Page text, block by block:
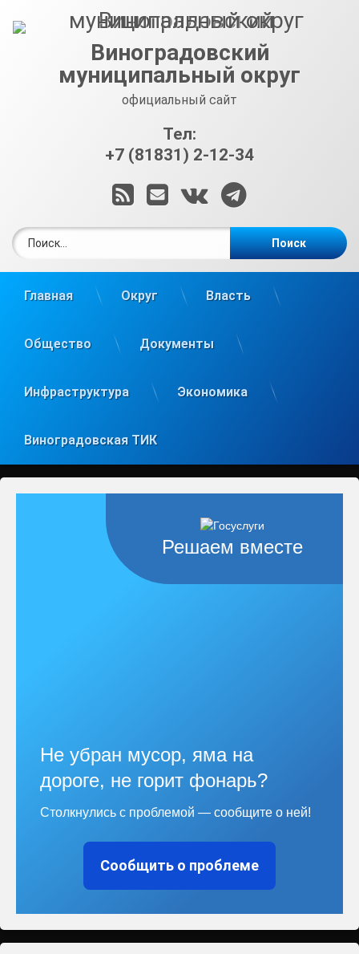
Виноградовский
муниципальный округ
официальный сайт
Тел:
+7 (81831) 2-12-34
RSSE-mailВКонтакте
Telegram
Главная Округ Власть
Общество Документы
Инфраструктура Экономика
Виноградовская ТИК
Решаем вместе
Не убран мусор, яма на
дороге, не горит фонарь?
Столкнулись с проблемой — сообщите о ней!
Сообщить о проблеме